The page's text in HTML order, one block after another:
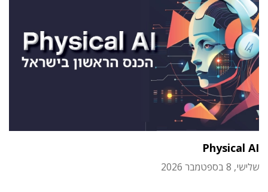
Physical AI
שלישי, 8 בספטמבר 2026